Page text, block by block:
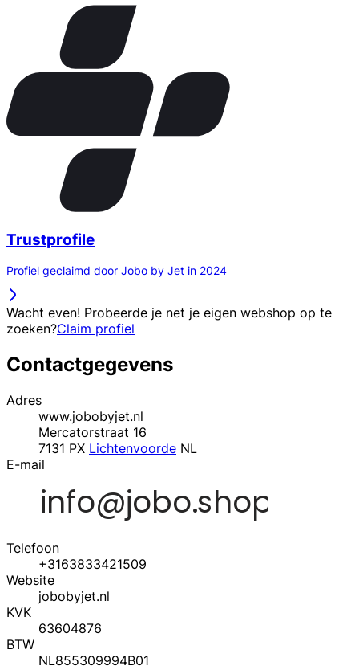
Trustprofile
Profiel geclaimd door Jobo by Jet in 2024
Wacht even! Probeerde je net je eigen webshop op te
zoeken?Claim profiel
Contactgegevens
Adres
www.jobobyjet.nl
Mercatorstraat 16
7131 PX Lichtenvoorde NL
E-mail
Telefoon
+3163833421509
Website
jobobyjet.nl
KVK
63604876
BTW
NL855309994B01